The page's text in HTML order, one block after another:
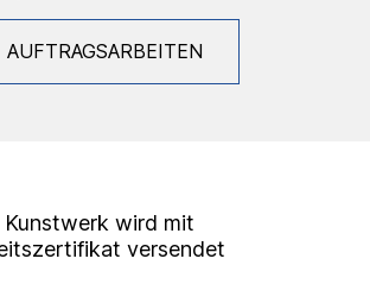
AUFTRAGSARBEITEN
Kunstwerk wird mit
versendet